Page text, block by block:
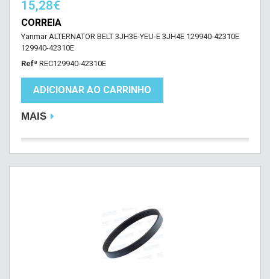
15,28€
CORREIA
Yanmar ALTERNATOR BELT 3JH3E-YEU-E 3JH4E 129940-42310E
129940-42310E
Refª REC129940-42310E
ADICIONAR AO CARRINHO
MAIS